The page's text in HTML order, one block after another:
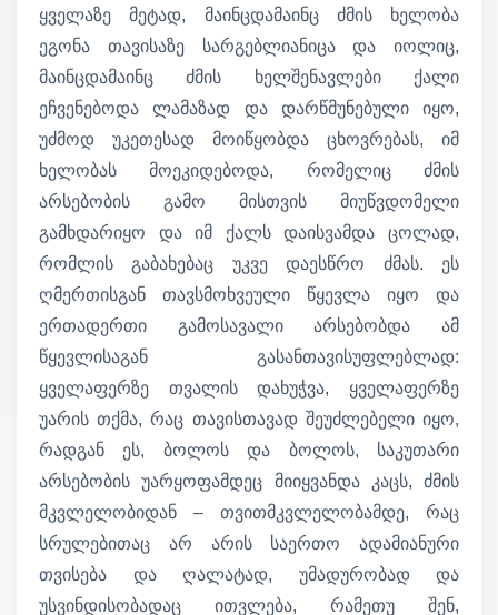
ყველაზე მეტად, მაინცდამაინც ძმის ხელობა
ეგონა თავისაზე სარგებლიანიცა და იოლიც,
მაინცდამაინც ძმის ხელშენავლები ქალი
ეჩვენებოდა ლამაზად და დარწმუნებული იყო,
უძმოდ უკეთესად მოიწყობდა ცხოვრებას, იმ
ხელობას მოეკიდებოდა, რომელიც ძმის
არსებობის გამო მისთვის მიუწვდომელი
გამხდარიყო და იმ ქალს დაისვამდა ცოლად,
რომლის გაბახებაც უკვე დაესწრო ძმას. ეს
ღმერთისგან თავსმოხვეული წყევლა იყო და
ერთადერთი გამოსავალი არსებობდა ამ
წყევლისაგან გასანთავისუფლებლად:
ყველაფერზე თვალის დახუჭვა, ყველაფერზე
უარის თქმა, რაც თავისთავად შეუძლებელი იყო,
რადგან ეს, ბოლოს და ბოლოს, საკუთარი
არსებობის უარყოფამდეც მიიყვანდა კაცს, ძმის
მკვლელობიდან – თვითმკვლელობამდე, რაც
სრულებითაც არ არის საერთო ადამიანური
თვისება და ღალატად, უმადურობად და
უსვინდისობადაც ითვლება, რამეთუ შენ,